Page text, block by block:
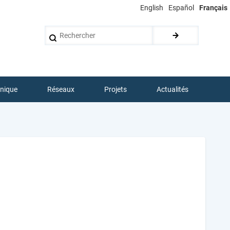
English Español Français
Rechercher
Réseaux Projets Actualités